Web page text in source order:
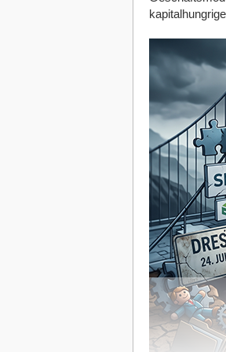
Liquidität
Vorteile von
Die Vorteile
Tägliche
wenn
Kunde
Banken wie
Flexibilität,
Phasen von